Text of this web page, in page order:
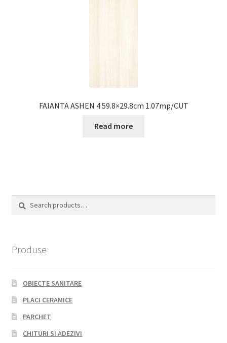
FAIANTA ASHEN 4 59.8×29.8cm 1.07mp/CUT
Read more
Search
Search
Produse
OBIECTE SANITARE
PLACI CERAMICE
PARCHET
CHITURI SI ADEZIVI